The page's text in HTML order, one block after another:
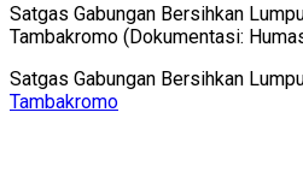
Satgas Gabungan Bersihkan
Tambakromo (Dokumentasi:
Satgas Gabungan Bersihkan
Tambakromo